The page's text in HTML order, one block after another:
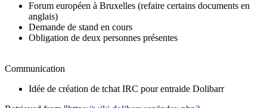
Forum européen à Bruxelles (refaire certains documents en
anglais)
Demande de stand en cours
Obligation de deux personnes présentes
Communication
Idée de création de tchat IRC pour entraide Dolibarr